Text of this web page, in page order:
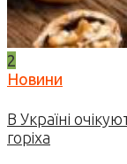
2
Новини
В Україні
горіха